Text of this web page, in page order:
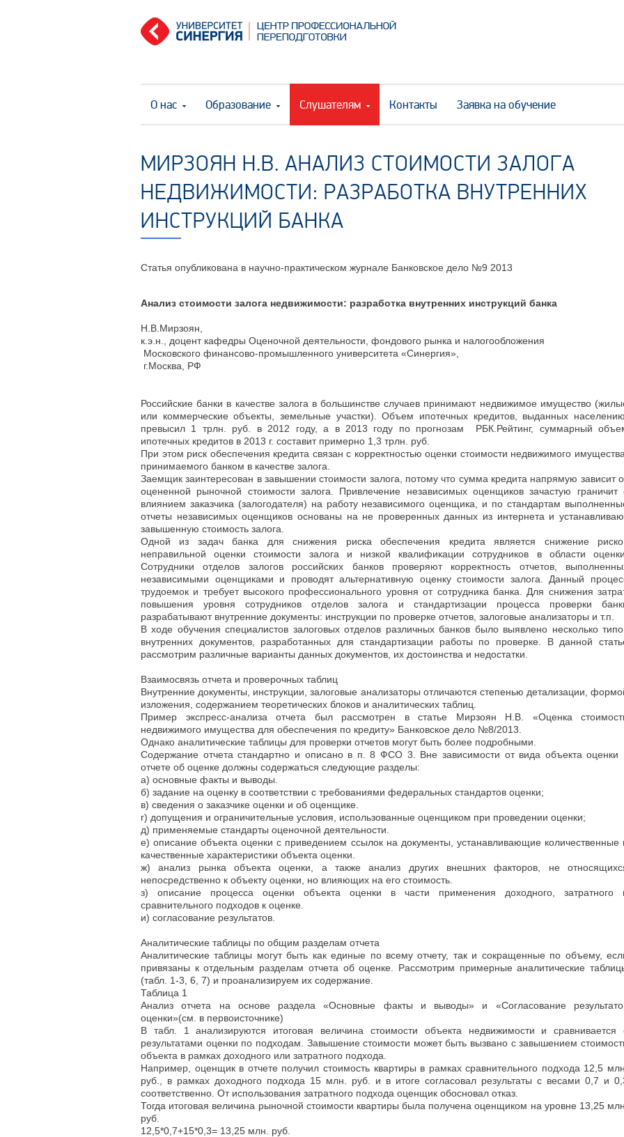
О нас Образование Слушателям Контакты Заявка на обучение
МИРЗОЯН Н.В. АНАЛИЗ СТОИМОСТИ ЗАЛОГА
НЕДВИЖИМОСТИ: РАЗРАБОТКА ВНУТРЕННИХ
ИНСТРУКЦИЙ БАНКА
Статья опубликована в научно-практическом журнале Банковское дело №9 2013
Анализ стоимости залога недвижимости: разработка внутренних инструкций банка
Н.В.Мирзоян,
к.э.н., доцент кафедры Оценочной деятельности, фондового рынка и налогообложения
Московского финансово-промышленного университета «Синергия»,
г.Москва, РФ
Российские банки в качестве залога в большинстве случаев принимают недвижимое имущество
или коммерческие объекты, земельные участки). Объем ипотечных кредитов, выданных населению,
превысил 1 трлн. руб. в 2012 году, а в 2013 году по прогнозам РБК.Рейтинг, суммарный
ипотечных кредитов в 2013 г. составит примерно 1,3 трлн. руб.
При этом риск обеспечения кредита связан с корректностью оценки стоимости недвижимого имущества,
принимаемого банком в качестве залога.
Заемщик заинтересован в завышении стоимости залога, потому что сумма кредита напрямую зависит
оцененной рыночной стоимости залога. Привлечение независимых оценщиков зачастую граничит
влиянием заказчика (залогодателя) на работу независимого оценщика, и по стандартам
отчеты независимых оценщиков основаны на не проверенных данных из интернета и
завышенную стоимость залога.
Одной из задач банка для снижения риска обеспечения кредита является снижение
неправильной оценки стоимости залога и низкой квалификации сотрудников в области оценки.
Сотрудники отделов залогов российских банков проверяют корректность отчетов,
независимыми оценщиками и проводят альтернативную оценку стоимости залога. Данный
трудоемок и требует высокого профессионального уровня от сотрудника банка. Для снижения
повышения уровня сотрудников отделов залога и стандартизации процесса проверки
разрабатывают внутренние документы: инструкции по проверке отчетов, залоговые анализаторы и т.п.
В ходе обучения специалистов залоговых отделов различных банков было выявлено несколько
внутренних документов, разработанных для стандартизации работы по проверке. В данной
рассмотрим различные варианты данных документов, их достоинства и недостатки.
Взаимосвязь отчета и проверочных таблиц
Внутренние документы, инструкции, залоговые анализаторы отличаются степенью детализации,
изложения, содержанием теоретических блоков и аналитических таблиц.
Пример экспресс-анализа отчета был рассмотрен в статье Мирзоян Н.В. «Оценка
недвижимого имущества для обеспечения по кредиту» Банковское дело №8/2013.
Однако аналитические таблицы для проверки отчетов могут быть более подробными.
Содержание отчета стандартно и описано в п. 8 ФСО 3. Вне зависимости от вида объекта оценки
отчете об оценке должны содержаться следующие разделы:
а) основные факты и выводы.
б) задание на оценку в соответствии с требованиями федеральных стандартов оценки;
в) сведения о заказчике оценки и об оценщике.
г) допущения и ограничительные условия, использованные оценщиком при проведении оценки;
д) применяемые стандарты оценочной деятельности.
е) описание объекта оценки с приведением ссылок на документы, устанавливающие количественные
качественные характеристики объекта оценки.
ж) анализ рынка объекта оценки, а также анализ других внешних факторов, не
непосредственно к объекту оценки, но влияющих на его стоимость.
з) описание процесса оценки объекта оценки в части применения доходного, затратного
сравнительного подходов к оценке.
и) согласование результатов.
Аналитические таблицы по общим разделам отчета
Аналитические таблицы могут быть как единые по всему отчету, так и сокращенные по объему,
привязаны к отдельным разделам отчета об оценке. Рассмотрим примерные аналитические
(табл. 1-3, 6, 7) и проанализируем их содержание.
Таблица 1
Анализ отчета на основе раздела «Основные факты и выводы» и «Согласование
оценки»(см. в первоисточнике)
В табл. 1 анализируются итоговая величина стоимости объекта недвижимости и сравнивается
результатами оценки по подходам. Завышение стоимости может быть вызвано с завышением
объекта в рамках доходного или затратного подхода.
Например, оценщик в отчете получил стоимость квартиры в рамках сравнительного подхода 12,5 млн.
руб., в рамках доходного подхода 15 млн. руб. и в итоге согласовал результаты с весами 0,7 и
соответственно. От использования затратного подхода оценщик обосновал отказ.
Тогда итоговая величина рыночной стоимости квартиры была получена оценщиком на уровне 13,25 млн.
руб.
12,5*0,7+15*0,3= 13,25 млн. руб.